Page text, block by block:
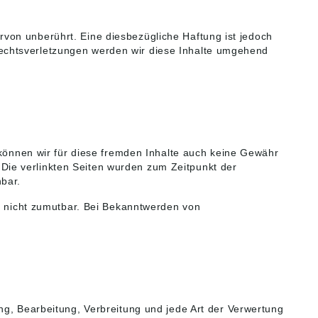
unberührt. Eine diesbezügliche Haftung ist jedoch
werden wir diese Inhalte umgehend
wir für diese fremden Inhalte auch keine Gewähr
verlinkten Seiten wurden zum Zeitpunkt der
zumutbar. Bei Bekanntwerden von
Bearbeitung, Verbreitung und jede Art der Verwertung